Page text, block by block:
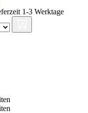
1-3 Werktage